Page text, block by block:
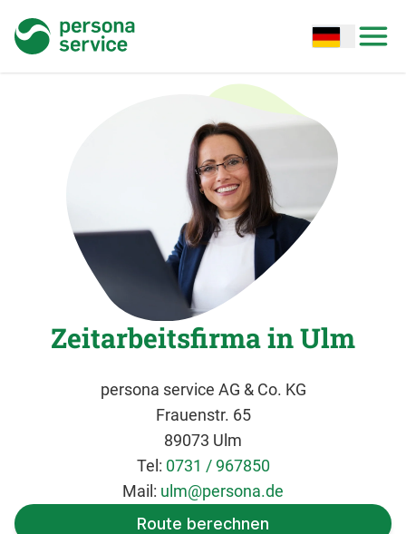
persona service Open options
Zeitarbeitsfirma in Ulm
persona service AG & Co. KG
Frauenstr. 65
89073 Ulm
Tel: 0731 / 967850
Mail: ulm@persona.de
Route berechnen